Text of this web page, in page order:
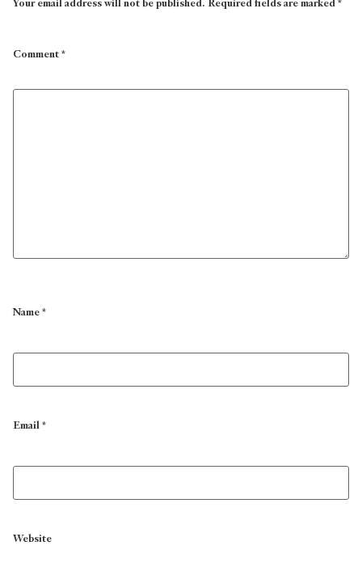
Comment*
Name*
Email*
Website